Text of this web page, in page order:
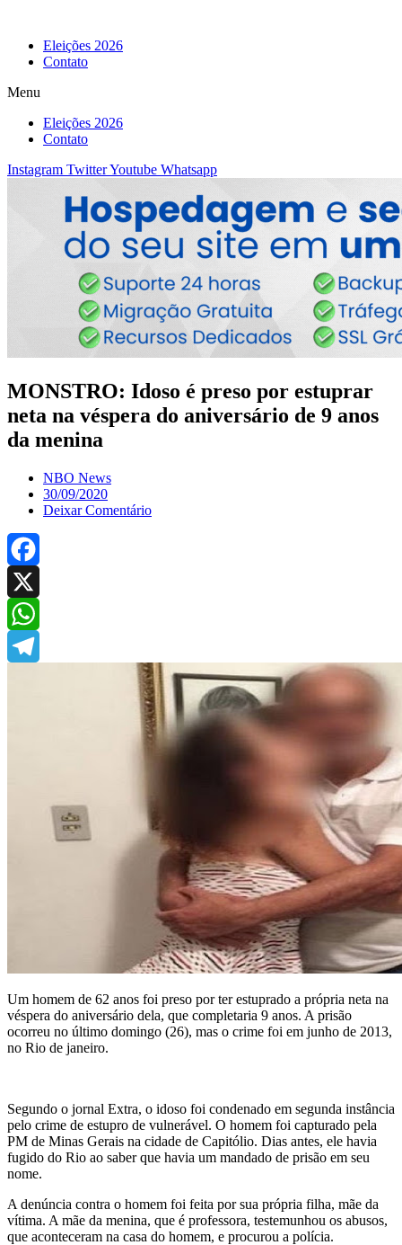
Eleições 2026
Contato
Menu
Eleições 2026
Contato
Instagram TwitterYoutube Whatsapp
MONSTRO: Idoso é preso por estuprar
neta na véspera do aniversário de 9 anos
da menina
NBO News
30/09/2020
Deixar Comentário
Facebook
X
WhatsApp
Um homem de 62 anos foi preso por ter estuprado a própria neta na
véspera do aniversário dela, que completaria 9 anos. A prisão
ocorreu no último domingo (26), mas o crime foi em junho de 2013,
no Rio de janeiro.
Segundo o jornal Extra, o idoso foi condenado em segunda instância
pelo crime de estupro de vulnerável. O homem foi capturado pela
PM de Minas Gerais na cidade de Capitólio. Dias antes, ele havia
fugido do Rio ao saber que havia um mandado de prisão em seu
nome.
A denúncia contra o homem foi feita por sua própria filha, mãe da
vítima. A mãe da menina, que é professora, testemunhou os abusos,
que aconteceram na casa do homem, e procurou a polícia.